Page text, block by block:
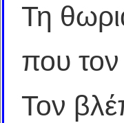
Τη
που
Τον